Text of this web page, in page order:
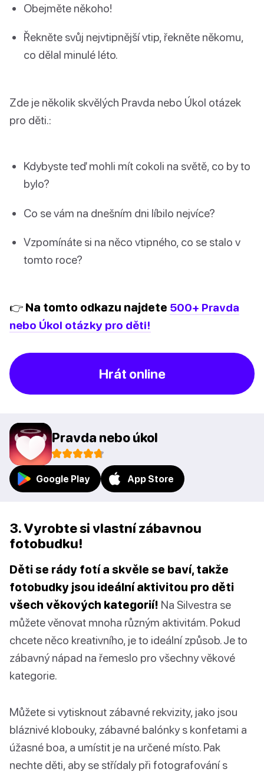
Obejměte někoho!
Řekněte svůj nejvtipnější vtip, řekněte někomu,
co dělal minulé léto.
Zde je několik skvělých Pravda nebo Úkol otázek
pro děti.:
Kdybyste teď mohli mít cokoli na světě, co by to
bylo?
Co se vám na dnešním dni líbilo nejvíce?
Vzpomínáte si na něco vtipného, co se stalo v
tomto roce?
👉 Na tomto odkazu najdete 500+ Pravda
nebo Úkol otázky pro děti!
Hrát online
Pravda nebo úkol
Google Play App Store
3. Vyrobte si vlastní zábavnou
fotobudku!
Děti se rády fotí a skvěle se baví, takže
fotobudky jsou ideální aktivitou pro děti
všech věkových kategorií! Na Silvestra se
můžete věnovat mnoha různým aktivitám. Pokud
chcete něco kreativního, je to ideální způsob. Je to
zábavný nápad na řemeslo pro všechny věkové
kategorie.
Můžete si vytisknout zábavné rekvizity, jako jsou
bláznivé klobouky, zábavné balónky s konfetami a
úžasné boa, a umístit je na určené místo. Pak
nechte děti, aby se střídaly při fotografování s